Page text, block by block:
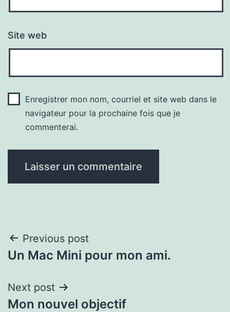
Site web
Enregistrer mon nom, courriel et site web dans le
navigateur pour la prochaine fois que je
commenterai.
Navigation
de
l'article
Previous post
Un Mac Mini pour mon ami.
Next post
Mon nouvel objectif